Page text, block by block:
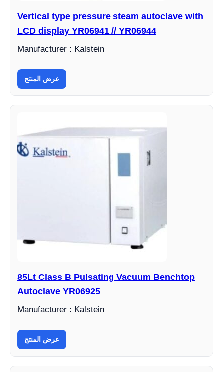
Vertical type pressure steam autoclave with
LCD display YR06941 // YR06944
Manufacturer : Kalstein
عرض المنتج
85Lt Class B Pulsating Vacuum Benchtop
Autoclave YR06925
Manufacturer : Kalstein
عرض المنتج